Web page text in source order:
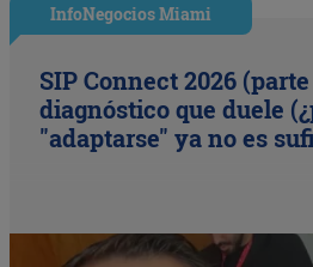
InfoNegocios Miami
SIP Connect 2026
diagnóstico que duele
"adaptarse" ya no es